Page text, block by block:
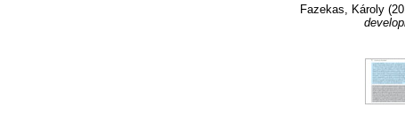
Fazekas, Károly